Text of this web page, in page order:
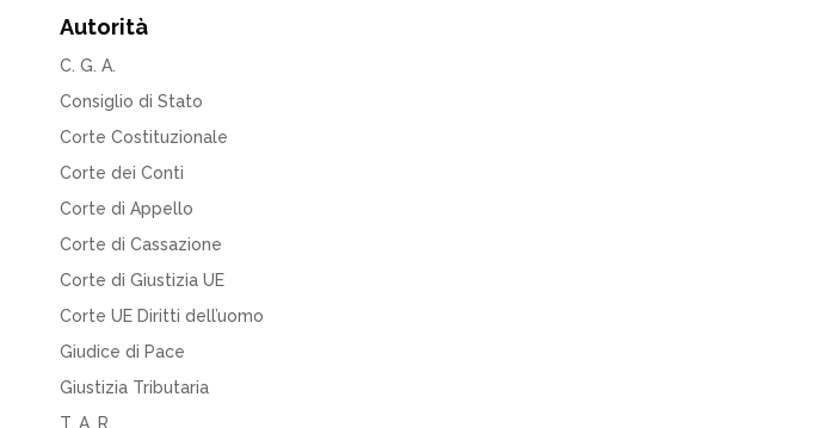
Autorità
C. G. A.
Consiglio di Stato
Corte Costituzionale
Corte dei Conti
Corte di Appello
Corte di Cassazione
Corte di Giustizia UE
Corte UE Diritti dell’uomo
Giudice di Pace
Giustizia Tributaria
T. A. R.